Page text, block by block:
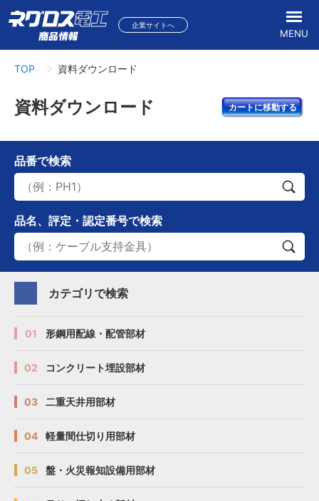
企業サイトへ
MENU
TOP 資料ダウンロード
資料ダウンロード カートに移動する
品番で検索
品名、評定・認定番号で検索
カテゴリで検索
01 形鋼用配線・配管部材
02 コンクリート埋設部材
03 二重天井用部材
04 軽量間仕切り用部材
05 盤・火災報知設備用部材